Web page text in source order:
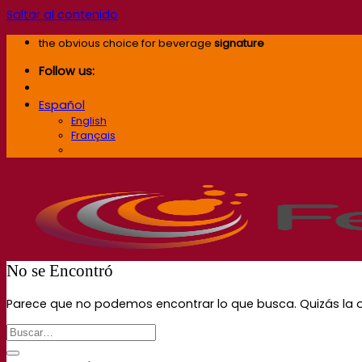
Saltar al contenido
the obvious choice for beverage signature
Follow us:
Español
English
Français
No se Encontró
Parece que no podemos encontrar lo que busca. Quizás la